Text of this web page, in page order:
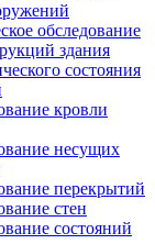
обследование
здания
состояния
кровли
несущих
перекрытий
стен
состояний